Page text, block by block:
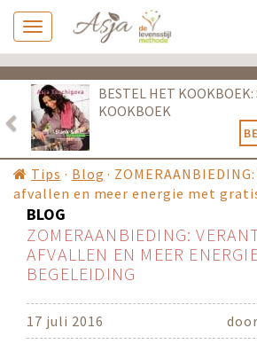
BESTEL HET
KOOKBOEK
Previous
Tips · Blog ·
afvallen en meer energie met
BLOG
ZOMERAANBIEDING:
AFVALLEN EN MEER
BEGELEIDING
17 juli 2016 door